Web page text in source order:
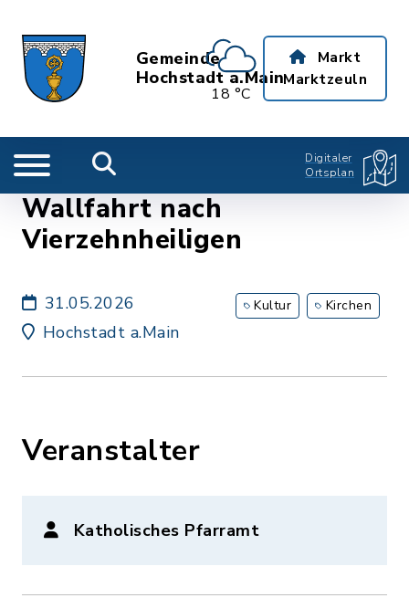
Gemeinde
Hochstadt a.Main
18 °C
Markt
Marktzeuln
Digitaler
Ortsplan
Wallfahrt nach
Vierzehnheiligen
31.05.2026
Hochstadt a.Main
Kultur Kirchen
Veranstalter
Katholisches Pfarramt